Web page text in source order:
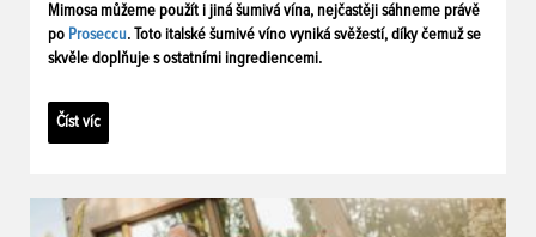
Mimosa můžeme použít i jiná šumivá vína, nejčastěji sáhneme právě
po Proseccu. Toto italské šumivé víno vyniká svěžestí, díky čemuž se
skvěle doplňuje s ostatními ingrediencemi.
Číst víc